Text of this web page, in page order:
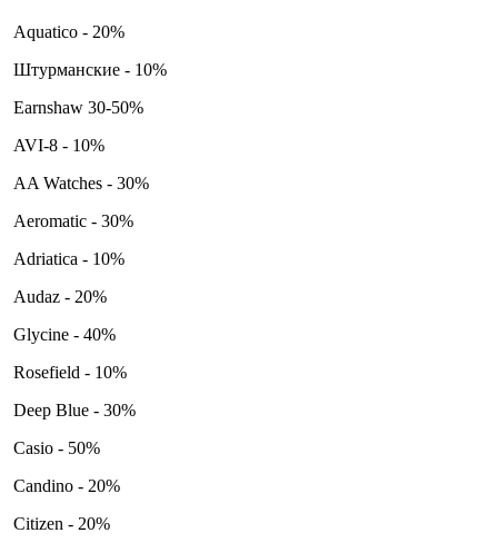
Aquatico - 20%
Штурманские - 10%
Earnshaw 30-50%
AVI-8 - 10%
AA Watches - 30%
Aeromatic - 30%
Adriatica - 10%
Audaz - 20%
Glycine - 40%
Rosefield - 10%
Deep Blue - 30%
Casio - 50%
Candino - 20%
Citizen - 20%